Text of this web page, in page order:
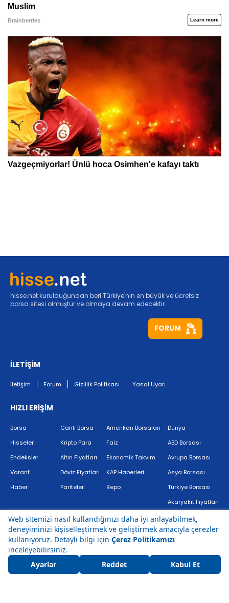
hisse.net kurulduğundan beri Türkiye'nin en büyük ve ücretsiz
borsa sitesi olmuştur ve olmaya devam edecektir.
FORUM
İLETİŞİM
İletişim Forum Gizlilik Politikası Yasal Uyarı
HIZLI ERİŞİM
Borsa
Hisseler
Endeksler
Varant
Haber
Canlı Borsa
Kripto Para
Altın Fiyatları
Döviz Fiyatları
Pariteler
Amerikan Borsaları
Faiz
Ekonomik Takvim
KAP Haberleri
Repo
Dünya
ABD Borsası
Avrupa Borsası
Asya Borsası
Türkiye Borsası
Akaryakıt Fiyatları
Bir markasıdır.